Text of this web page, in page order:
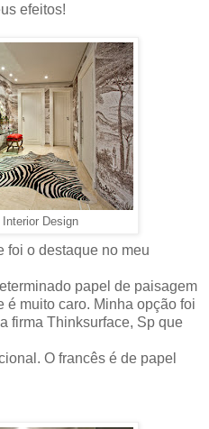
efeitos!
Design
foi o destaque no meu
papel de paisagem
é muito caro. Minha opção foi
firma Thinksurface, Sp que
O francês é de papel